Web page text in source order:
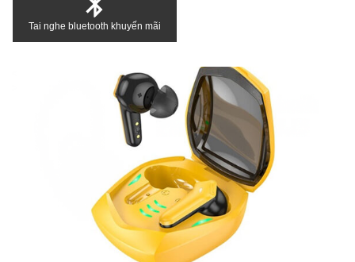
Tai nghe bluetooth khuyến mãi